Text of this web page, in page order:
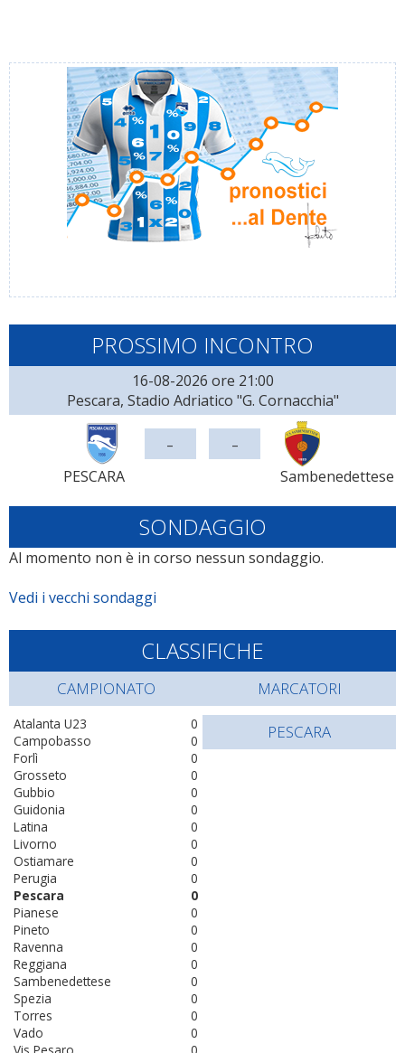
PROSSIMO INCONTRO
16-08-2026 ore 21:00
Pescara, Stadio Adriatico "G. Cornacchia"
PESCARA
- -
Sambenedettese
SONDAGGIO
Al momento non è in corso nessun sondaggio.
Vedi i vecchi sondaggi
CLASSIFICHE
CAMPIONATO
0
Atalanta U23
0
Campobasso
0
Forlì
0
Grosseto
0
Gubbio
0
Guidonia
0
Latina
0
Livorno
0
Ostiamare
0
Perugia
0
Pescara
0
Pianese
0
Pineto
0
Ravenna
0
Reggiana
0
Sambenedettese
0
Spezia
0
Torres
0
Vado
MARCATORI
PESCARA